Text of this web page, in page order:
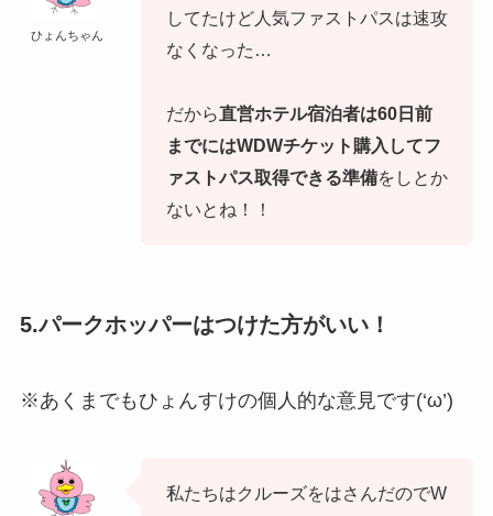
ひょんちゃん
してたけど人気ファストパスは速攻
なくなった…
だから直営ホテル宿泊者は60日前
までにはWDWチケット購入してフ
ァストパス取得できる準備をしとか
ないとね！！
5.パークホッパーはつけた方がいい！
※あくまでもひょんすけの個人的な意見です(‘ω’)
私たちはクルーズをはさんだのでW